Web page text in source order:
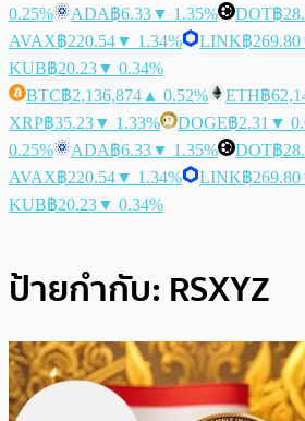
0.25%
ADA฿6.33▼ 1.35% DOT฿
AVAX฿220.54▼ 1.34% LINK฿269.80
KUB฿20.23▼ 0.34%
BTC฿2,136,874 ▲ 0.52% ETH฿
XRP฿35.23▼ 1.33% DOGE฿2.31 ▼
0.25%
ADA฿6.33▼ 1.35% DOT฿
AVAX฿220.54▼ 1.34% LINK฿269.80
KUB฿20.23▼ 0.34%
ป้ายกำกับ: RSXYZ